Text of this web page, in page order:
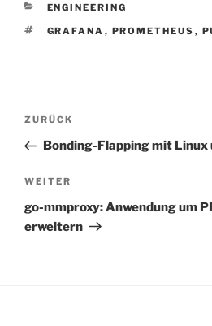
KATEGORIEN
ENGINEERING
SCHLAGWÖRTER
GRAFANA , PROMETHEUS ,
Beitragsnavigation
Vorheriger
Beitrag
ZURÜCK
Bonding-Flapping mit Linux
Nächster
Beitrag
WEITER
go-mmproxy: Anwendung um
erweitern